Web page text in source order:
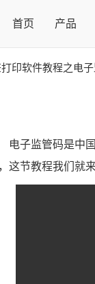
首页 产品
印软件教程之电
电子监管码是中
这节教程我们就